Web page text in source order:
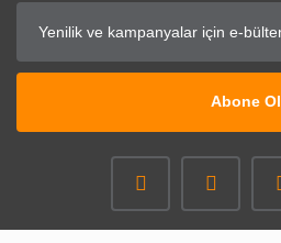
Abone Ol